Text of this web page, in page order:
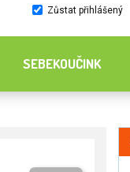
Zůstat přihlášený
SEBEKOUČINK